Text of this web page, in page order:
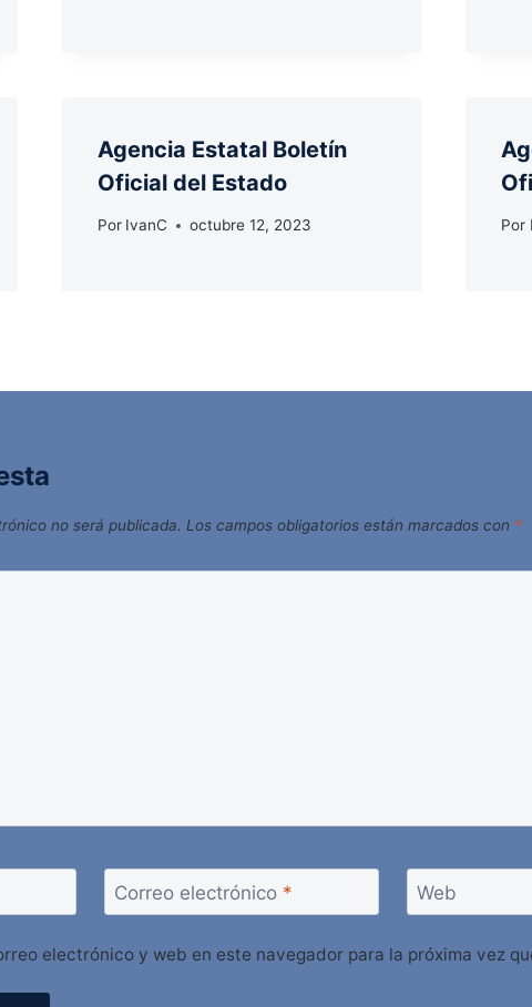
Agencia Estatal Boletín
Oficial del Estado
Por IvanC octubre 12, 2023 Por
no será publicada. Los campos obligatorios están marcados con *
Correo electrónico * Web
electrónico y web en este navegador para la próxima vez